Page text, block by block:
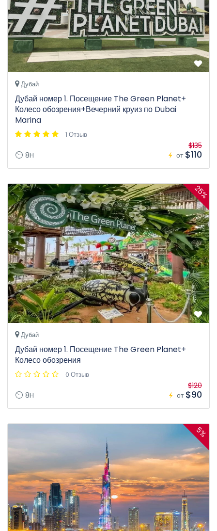
Дубай
Дубай номер 1. Посещение The Green Planet+
Колесо обозрения+Вечерний круиз по Dubai
Marina
1 Отзыв
8H от
$135
$110
25%
Дубай
Дубай номер 1. Посещение The Green Planet+
Колесо обозрения
0 Отзыв
8H от
$120
$90
5%